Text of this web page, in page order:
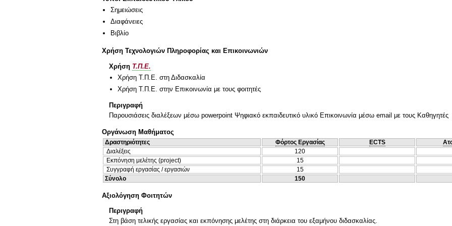
Σημειώσεις
Διαφάνειες
Βιβλίο
Χρήση Τεχνολογιών Πληροφορίας και Επικοινωνιών
Χρήση Τ.Π.Ε.
Χρήση Τ.Π.Ε. στη Διδασκαλία
Χρήση Τ.Π.Ε. στην Επικοινωνία με τους φοιτητές
Περιγραφή
Παρουσιάσεις διαλέξεων μέσω powerpoint Ψηφιακό εκπαιδευτικό υλικό Επικοινωνία μέσω email με τους Καθηγητές
Οργάνωση Μαθήματος
Δραστηριότητες Φόρτος Εργασίας ECTS
Διαλέξεις
120
Εκπόνηση μελέτης (project)
15
Συγγραφή εργασίας / εργασιών
15
Σύνολο
150
Αξιολόγηση Φοιτητών
Περιγραφή
Στη βάση τελικής εργασίας και εκπόνησης μελέτης στη διάρκεια του εξαμήνου διδασκαλίας.